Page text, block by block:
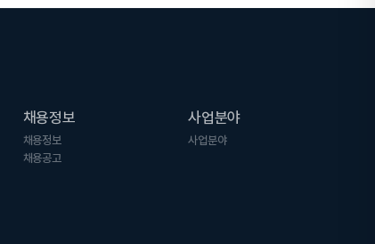
채용정보
채용정보
채용공고
사업분야
사업분야